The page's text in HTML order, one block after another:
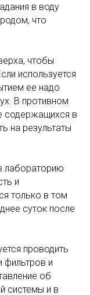
в воду
что
чтобы
используется
ее надо
В противном
содержащихся в
на результаты
лабораторию
и
только в том
суток после
проводить
фильтров и
об
системы и в